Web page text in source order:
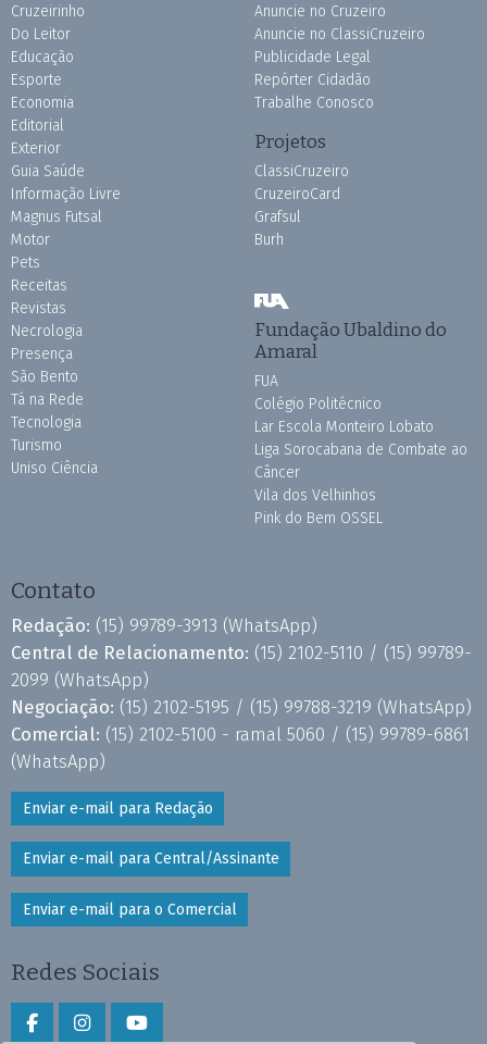
Cruzeirinho
Do Leitor
Educação
Esporte
Economia
Editorial
Exterior
Guia Saúde
Informação Livre
Magnus Futsal
Motor
Pets
Receitas
Revistas
Necrologia
Presença
São Bento
Tá na Rede
Tecnologia
Turismo
Uniso Ciência
Anuncie no Cruzeiro
Anuncie no ClassiCruzeiro
Publicidade Legal
Repórter Cidadão
Trabalhe Conosco
Projetos
ClassiCruzeiro
CruzeiroCard
Grafsul
Burh
Fundação Ubaldino do
Amaral
FUA
Colégio Politécnico
Lar Escola Monteiro Lobato
Liga Sorocabana de Combate ao
Câncer
Vila dos Velhinhos
Pink do Bem OSSEL
Contato
Redação: (15) 99789-3913 (WhatsApp)
Central de Relacionamento: (15) 2102-5110 / (15) 99789-
2099 (WhatsApp)
Negociação: (15) 2102-5195 / (15) 99788-3219 (WhatsApp)
Comercial: (15) 2102-5100 - ramal 5060 / (15) 99789-6861
(WhatsApp)
Enviar e-mail para Redação
Enviar e-mail para Central/Assinante
Enviar e-mail para o Comercial
Redes Sociais